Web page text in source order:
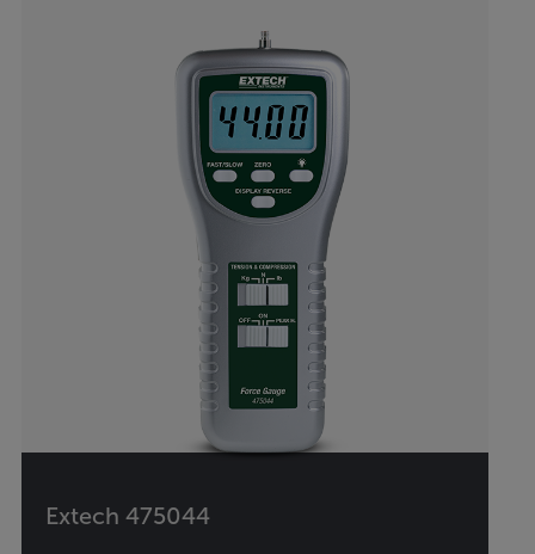
Extech 475044